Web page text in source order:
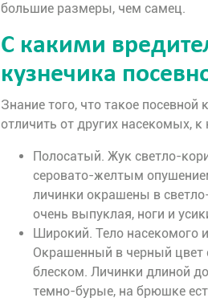
большие размеры, чем самец.
С какими
кузнечика
Знание того, что такое посевной
отличить от других насекомых,
Полосатый. Жук светло-
серовато-желтым
личинки окрашены в
очень выпуклая, ноги и
Широкий. Тело насекомого
Окрашенный в черный
блеском. Личинки длиной
темно-бурые, на брюшке